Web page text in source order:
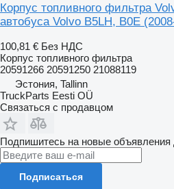
Корпус топливного фильтра
автобуса Volvo B5LH, B0E
100,81 € Без НДС
Корпус топливного фильтра
20591266 20591250 21088119
Эстония, Tallinn
TruckParts Eesti OÜ
Связаться с продавцом
Подпишитесь на новые объявления
Подписаться